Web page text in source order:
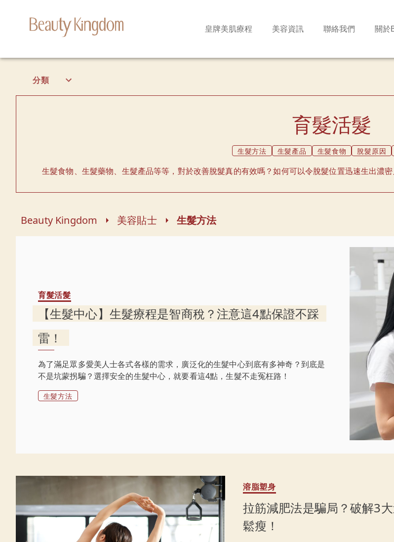
分類
皇牌美肌療程 美容資訊 聯絡我們 關於
育髮活髮
生髮方法 生髮產品 生髮食物 脫髮原因
生髮食物、生髮藥物、生髮產品等等，對於改善脫髮真的有效嗎？如何可以令脫髮位置迅速生出濃
Beauty Kingdom 美容貼士 生髮方法
育髮活髮
【生髮中心】生髮療程是智商稅？注意這4點保證不踩
雷！
為了滿足眾多愛美人士各式各樣的需求，廣泛化的生髮中心到底有多神奇？到底是
不是坑蒙拐騙？選擇安全的生髮中心，就要看這4點，生髮不走冤枉路！
生髮方法
溶脂塑身
拉筋減肥法是騙局？破解3
鬆瘦！